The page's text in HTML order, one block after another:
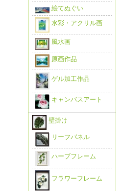
絵てぬぐい
水彩・アクリル画
風水画
原画作品
ゲル加工作品
キャンバスアート
壁掛け
リーフパネル
ハーブフレーム
フラワーフレーム